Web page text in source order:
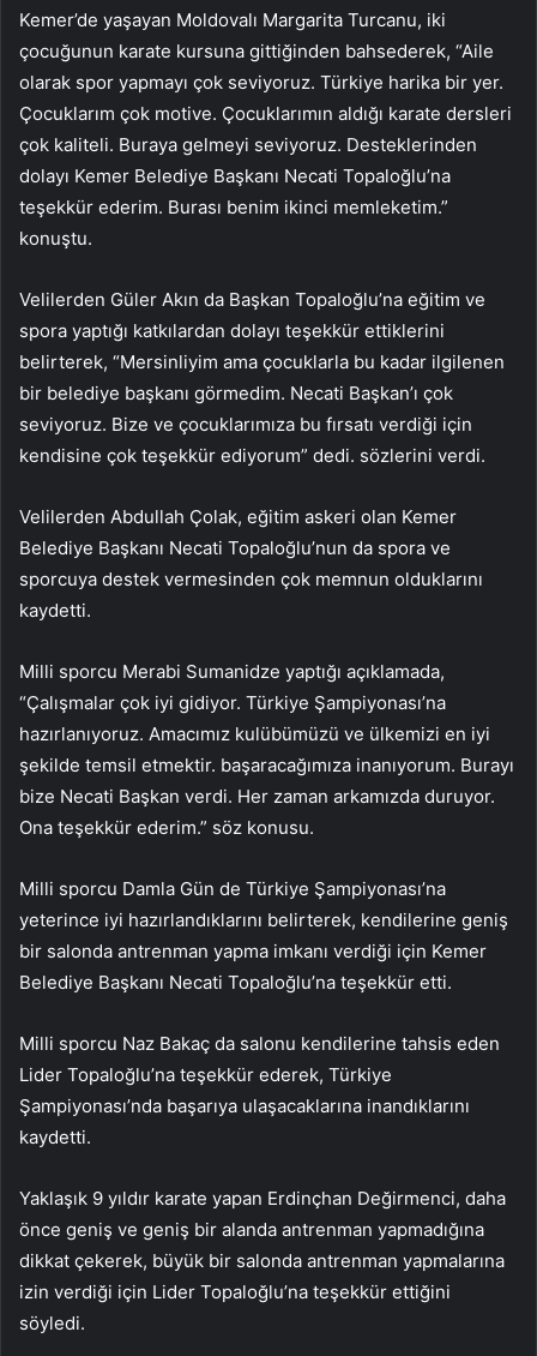
Kemer’de yaşayan Moldovalı Margarita Turcanu, iki
çocuğunun karate kursuna gittiğinden bahsederek, “Aile
olarak spor yapmayı çok seviyoruz. Türkiye harika bir yer.
Çocuklarım çok motive. Çocuklarımın aldığı karate dersleri
çok kaliteli. Buraya gelmeyi seviyoruz. Desteklerinden
dolayı Kemer Belediye Başkanı Necati Topaloğlu’na
teşekkür ederim. Burası benim ikinci memleketim.”
konuştu.
Velilerden Güler Akın da Başkan Topaloğlu’na eğitim ve
spora yaptığı katkılardan dolayı teşekkür ettiklerini
belirterek, “Mersinliyim ama çocuklarla bu kadar ilgilenen
bir belediye başkanı görmedim. Necati Başkan’ı çok
seviyoruz. Bize ve çocuklarımıza bu fırsatı verdiği için
kendisine çok teşekkür ediyorum” dedi. sözlerini verdi.
Velilerden Abdullah Çolak, eğitim askeri olan Kemer
Belediye Başkanı Necati Topaloğlu’nun da spora ve
sporcuya destek vermesinden çok memnun olduklarını
kaydetti.
Milli sporcu Merabi Sumanidze yaptığı açıklamada,
“Çalışmalar çok iyi gidiyor. Türkiye Şampiyonası’na
hazırlanıyoruz. Amacımız kulübümüzü ve ülkemizi en iyi
şekilde temsil etmektir. başaracağımıza inanıyorum. Burayı
bize Necati Başkan verdi. Her zaman arkamızda duruyor.
Ona teşekkür ederim.” söz konusu.
Milli sporcu Damla Gün de Türkiye Şampiyonası’na
yeterince iyi hazırlandıklarını belirterek, kendilerine geniş
bir salonda antrenman yapma imkanı verdiği için Kemer
Belediye Başkanı Necati Topaloğlu’na teşekkür etti.
Milli sporcu Naz Bakaç da salonu kendilerine tahsis eden
Lider Topaloğlu’na teşekkür ederek, Türkiye
Şampiyonası’nda başarıya ulaşacaklarına inandıklarını
kaydetti.
Yaklaşık 9 yıldır karate yapan Erdinçhan Değirmenci, daha
önce geniş ve geniş bir alanda antrenman yapmadığına
dikkat çekerek, büyük bir salonda antrenman yapmalarına
izin verdiği için Lider Topaloğlu’na teşekkür ettiğini
söyledi.